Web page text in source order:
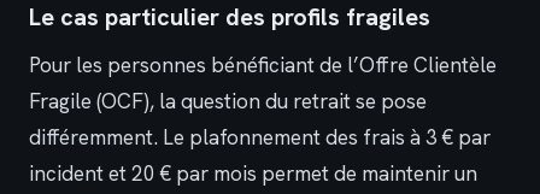
Le cas particulier des profils fragiles
Pour les personnes bénéficiant de l’Offre Clientèle
Fragile (OCF), la question du retrait se pose
différemment. Le plafonnement des frais à 3 € par
incident et 20 € par mois permet de maintenir un